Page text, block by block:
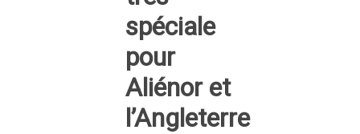
spéciale
pour
Aliénor et
l’Angleterre